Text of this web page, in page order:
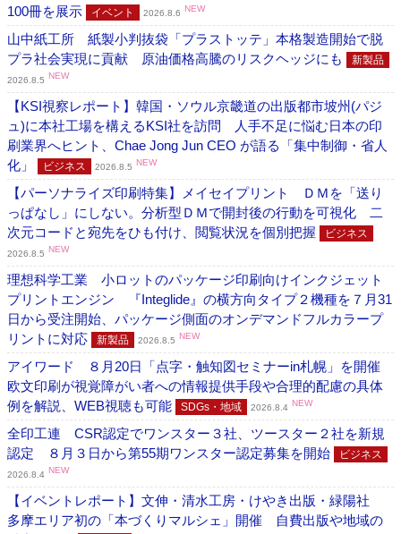
100冊を展示
イベント 2026.8.6 NEW
山中紙工所 紙製小判抜袋「プラストッテ」本格製造開始で脱
プラ社会実現に貢献 原油価格高騰のリスクヘッジにも
新製品
2026.8.5 NEW
【KSI視察レポート】韓国・ソウル京畿道の出版都市坡州(パジ
ュ)に本社工場を構えるKSI社を訪問 人手不足に悩む日本の印
刷業界へヒント、Chae Jong Jun CEO が語る「集中制御・省人
化」
ビジネス 2026.8.5 NEW
【パーソナライズ印刷特集】メイセイプリント ＤＭを「送り
っぱなし」にしない。分析型ＤＭで開封後の行動を可視化 二
次元コードと宛先をひも付け、閲覧状況を個別把握
ビジネス
2026.8.5 NEW
理想科学工業 小ロットのパッケージ印刷向けインクジェット
プリントエンジン 『Integlide』の横方向タイプ２機種を７月31
日から受注開始、パッケージ側面のオンデマンドフルカラープ
リントに対応
新製品 2026.8.5 NEW
アイワード ８月20日「点字・触知図セミナーin札幌」を開催
欧文印刷が視覚障がい者への情報提供手段や合理的配慮の具体
例を解説、WEB視聴も可能
SDGs・地域 2026.8.4 NEW
全印工連 CSR認定でワンスター３社、ツースター２社を新規
認定 ８月３日から第55期ワンスター認定募集を開始
ビジネス
2026.8.4 NEW
【イベントレポート】文伸・清水工房・けやき出版・緑陽社
多摩エリア初の「本づくりマルシェ」開催 自費出版や地域の